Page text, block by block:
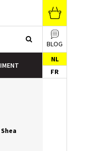
BLOG
NL
FR